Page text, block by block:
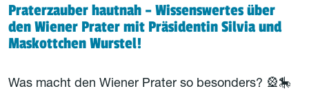
Praterzauber hautnah – Wissenswertes über
den Wiener Prater mit Präsidentin Silvia und
Maskottchen Wurstel!
Was macht den Wiener Prater so besonders? 🎡🎠